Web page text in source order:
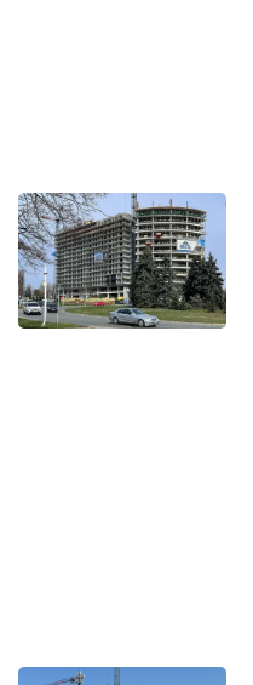
ZDJĘCIA
W RZESZOWIE